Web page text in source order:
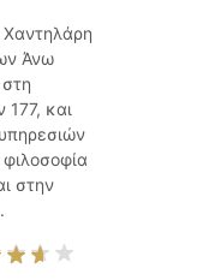
Χαντηλάρη
Άνω
177, και
στην